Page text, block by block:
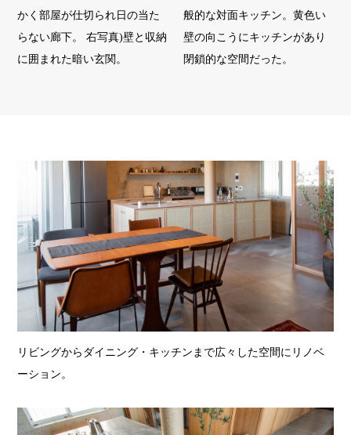
かく部屋が仕切られ日の当た
らない廊下。 右写真)壁と収納
に囲まれた暗い玄関。
般的な対面キッチン。黄色い
壁の向こうにキッチンがあり
閉鎖的な空間だった。
リビングからダイニング・キッチンまで広々した空間にリノベ
ーション。